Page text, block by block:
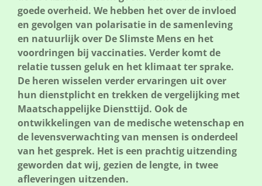
goede overheid. We hebben het over de invloed
en gevolgen van polarisatie in de samenleving
en natuurlijk over De Slimste Mens en het
voordringen bij vaccinaties. Verder komt de
relatie tussen geluk en het klimaat ter sprake.
De heren wisselen verder ervaringen uit over
hun dienstplicht en trekken de vergelijking met
Maatschappelijke Diensttijd. Ook de
ontwikkelingen van de medische wetenschap en
de levensverwachting van mensen is onderdeel
van het gesprek. Het is een prachtig uitzending
geworden dat wij, gezien de lengte, in twee
afleveringen uitzenden.